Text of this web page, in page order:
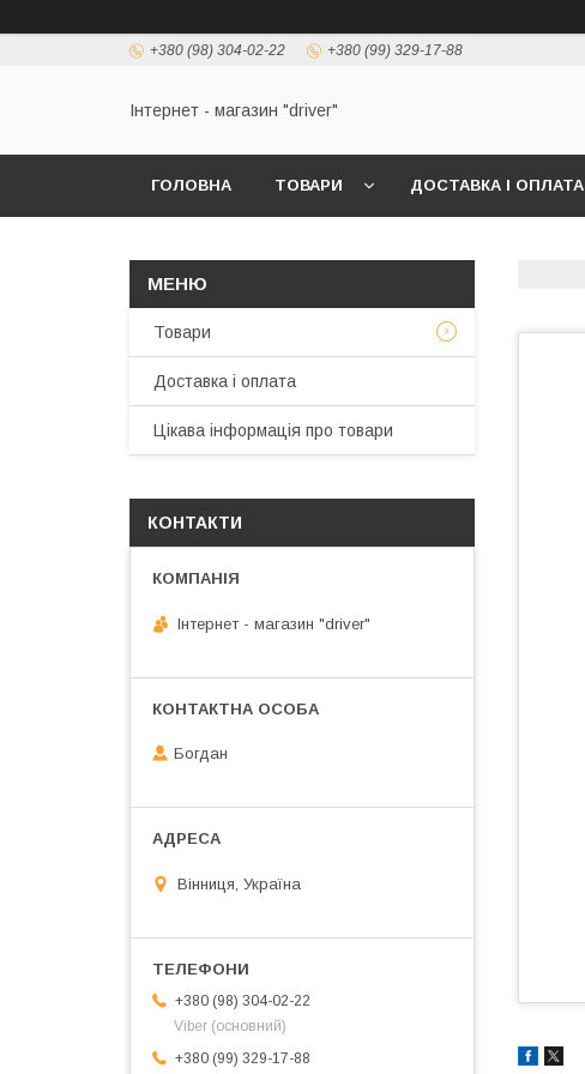
+380 (98) 304-02-22 +380 (99) 329-17-88
Інтернет - магазин "driver"
ГОЛОВНА ТОВАРИ ДОСТАВКА І ОПЛАТА
Товари
Доставка і оплата
Цікава інформація про товари
КОНТАКТИ
Інтернет - магазин "driver"
Богдан
Вінниця, Україна
+380 (98) 304-02-22
Viber (основний)
+380 (99) 329-17-88